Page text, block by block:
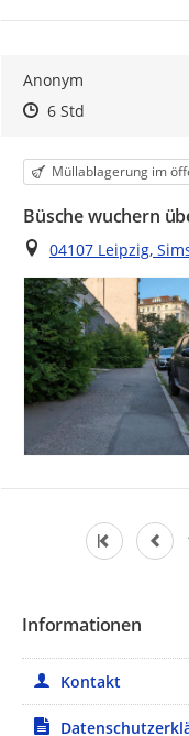
Anonym
Zeitpunkt des
Zeitpunkt des
6 StdZur Äußerung
Kategorie
Müllablagerung im
Büsche wuchern
Ort
04107 Leipzig,
Informationen
Kontakt